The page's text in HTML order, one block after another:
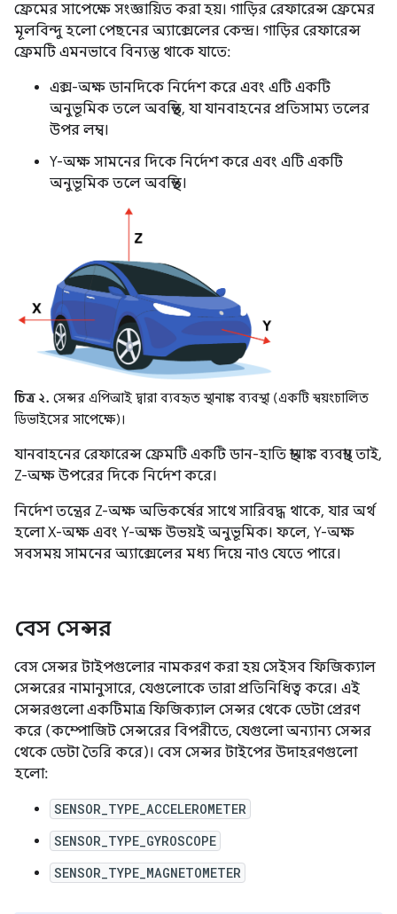
ফ্রেমের সাপেক্ষে সংজ্ঞায়িত করা হয়। গাড়ির রেফারেন্স ফ্রেমের
মূলবিন্দু হলো পেছনের অ্যাক্সেলের কেন্দ্র। গাড়ির রেফারেন্স
ফ্রেমটি এমনভাবে বিন্যস্ত থাকে যাতে:
এক্স-অক্ষ ডানদিকে নির্দেশ করে এবং এটি একটি
অনুভূমিক তলে অবস্থিত, যা যানবাহনের প্রতিসাম্য তলের
উপর লম্ব।
Y-অক্ষ সামনের দিকে নির্দেশ করে এবং এটি একটি
অনুভূমিক তলে অবস্থিত।
চিত্র ২. সেন্সর এপিআই দ্বারা ব্যবহৃত স্থানাঙ্ক ব্যবস্থা (একটি স্বয়ংচালিত
ডিভাইসের সাপেক্ষে)।
যানবাহনের রেফারেন্স ফ্রেমটি একটি ডান-হাতি স্থানাঙ্ক ব্যবস্থা। তাই,
Z-অক্ষ উপরের দিকে নির্দেশ করে।
নির্দেশ তন্ত্রের Z-অক্ষ অভিকর্ষের সাথে সারিবদ্ধ থাকে, যার অর্থ
হলো X-অক্ষ এবং Y-অক্ষ উভয়ই অনুভূমিক। ফলে, Y-অক্ষ
সবসময় সামনের অ্যাক্সেলের মধ্য দিয়ে নাও যেতে পারে।
বেস সেন্সর
বেস সেন্সর টাইপগুলোর নামকরণ করা হয় সেইসব ফিজিক্যাল
সেন্সরের নামানুসারে, যেগুলোকে তারা প্রতিনিধিত্ব করে। এই
সেন্সরগুলো একটিমাত্র ফিজিক্যাল সেন্সর থেকে ডেটা প্রেরণ
করে (কম্পোজিট সেন্সরের বিপরীতে, যেগুলো অন্যান্য সেন্সর
থেকে ডেটা তৈরি করে)। বেস সেন্সর টাইপের উদাহরণগুলো
হলো:
SENSOR_TYPE_ACCELEROMETER
SENSOR_TYPE_GYROSCOPE
SENSOR_TYPE_MAGNETOMETER